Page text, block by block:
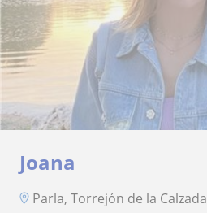
Joana
Parla, Torrejón de la Calzada